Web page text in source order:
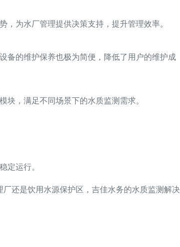
为水厂管理提供决策支持，提升管理效率。
备的维护保养也极为简便，降低了用户的维护成
，满足不同场景下的水质监测需求。
定运行。
还是饮用水源保护区，吉佳水务的水质监测解决